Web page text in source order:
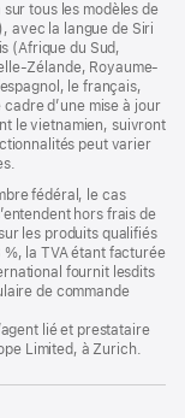
tous les modèles de
avec la langue de Siri
(Afrique du Sud,
Zélande, Royaume-
le français,
d’une mise à jour
le vietnamien, suivront
peut varier
fédéral, le cas
hors frais de
les produits qualifiés
la TVA étant facturée
fournit lesdits
de commande
lié et prestataire
Limited, à Zurich.